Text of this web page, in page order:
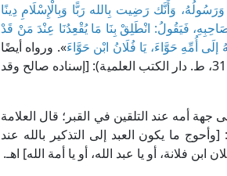
وَأَنَّك رَضِيت بِالله رَبًّا وَبِالْإِسْلَامِ دِينًا
فَيَقُولُ: انْطَلِقْ بِنَا مَا يُقْعِدُنَا عِنْدَ مَنْ قَدْ
إلَى أُمِّهِ حَوَّاءَ، يَا فُلَانُ ابْن حَوَّاءَ». ورواه أيضًا
ابن شاهين وغيرهما، قال الحـافظ ابن حجر في "التلخيص الحبير" (2/ 311، ط. دار الكتب العلمية): [إسناده صالح وقد
جهة أمه عند التلقين في القبر؛ قال العلامة
دار الحديث، القاهرة): [وأحوج ما يكون العبد إلى التذكير بالله عند
فلانة، أو يا عبد الله، أو يا أمة الله] اهـ.